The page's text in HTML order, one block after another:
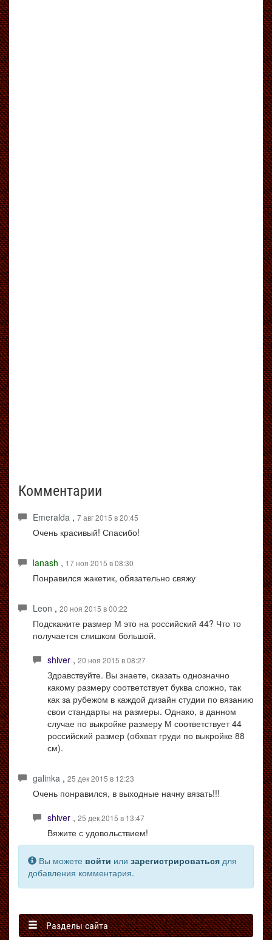
Комментарии
Emeralda , 7 авг 2015 в 20:45
Очень красивый! Спасибо!
lanash , 17 ноя 2015 в 08:30
Понравился жакетик, обязательно свяжу
Leon , 20 ноя 2015 в 00:22
Подскажите размер М это на российский 44? Что то
получается слишком большой.
shiver , 20 ноя 2015 в 08:27
Здравствуйте. Вы знаете, сказать однозначно
какому размеру соответствует буква сложно, так
как за рубежом в каждой дизайн студии по вязанию
свои стандарты на размеры. Однако, в данном
случае по выкройке размеру М соответствует 44
российский размер (обхват груди по выкройке 88
см).
galinka , 25 дек 2015 в 12:23
Очень понравился, в выходные начну вязать!!!
shiver , 25 дек 2015 в 13:47
Вяжите с удовольствием!
Вы можете войти или зарегистрироваться для
добавления комментария.
Разделы сайта